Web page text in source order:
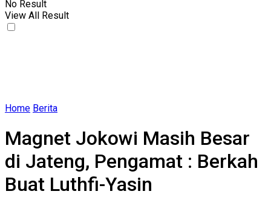
No Result
View All Result
Home Berita
Magnet Jokowi Masih Besar
di Jateng, Pengamat : Berkah
Buat Luthfi-Yasin